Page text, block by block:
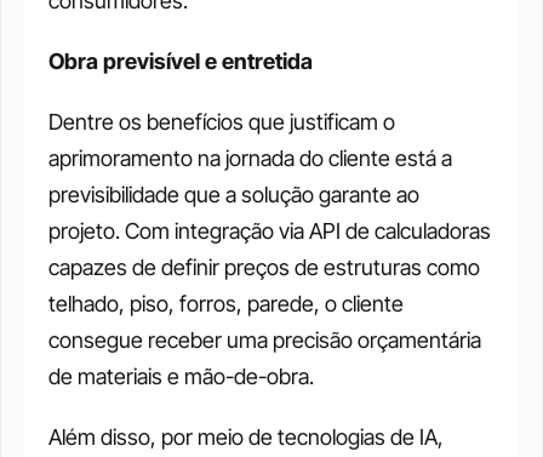
Obra previsível e entretida
Dentre os benefícios que justificam o
aprimoramento na jornada do cliente está a
previsibilidade que a solução garante ao
projeto. Com integração via API de calculadoras
capazes de definir preços de estruturas como
telhado, piso, forros, parede, o cliente
consegue receber uma precisão orçamentária
de materiais e mão-de-obra.
Além disso, por meio de tecnologias de IA,